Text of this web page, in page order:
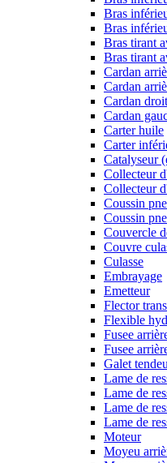
Bras
Bras
Bras tirant
Bras tirant
Cardan
Cardan
Cardan
Cardan
Carter huile
Carter
Catalyseur
Collecteur
Collecteur
Coussin
Coussin
Couvercle
Couvre
Culasse
Embrayage
Emetteur
Flector
Flexible
Fusee
Fusee
Galet
Lame de
Lame de
Lame de
Lame de
Moteur
Moyeu